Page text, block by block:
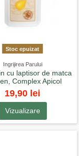
Stoc epuizat
Ingrijirea Parului
cu laptisor de matca
Complex Apicol
19,90 lei
Vizualizare